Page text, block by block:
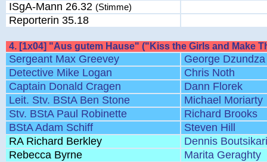
ISgA-Mann 26.32 (Stimme)
Reporterin 35.18
4. [1x04] "Aus gutem Hause" ("Kiss the Girls and Make
Sergeant Max Greevey
George Dzundza
Detective Mike Logan
Chris Noth
Captain Donald Cragen
Dann Florek
Leit. Stv. BStA Ben Stone
Michael Moriarty
Stv. BStA Paul Robinette
Richard Brooks
BStA Adam Schiff
Steven Hill
RA Richard Berkley
Dennis
Rebecca Byrne
Marita Geraghty